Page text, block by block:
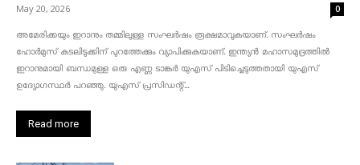
May 20, 2026 0
അമേരിക്കയും ഇറാനും തമ്മിലുള്ള സംഘർഷം രൂക്ഷമാവുകയാണ്. സംഘർഷം
ഹോർമുസ് കടലിടുക്കിന് പുറത്തേക്കും വ്യാപിക്കുകയാണ്. ഇന്ത്യൻ മഹാസമുദ്രത്തിൽ
ഇറാനുമായി ബന്ധമുള്ള ഒരു എണ്ണ ടാങ്കർ യുഎസ് പിടിച്ചെടുത്തതായി യുഎസ്
ഉദ്യോഗസ്ഥർ പറഞ്ഞു. യുഎസ് പ്രസിഡന്റ്...
Read more